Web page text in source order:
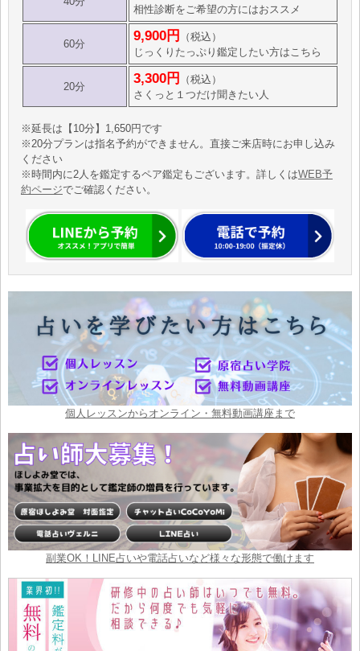
相性診断をご希望の方にはおススメ
60分
9,900円
（税込）
じっくりたっぷり鑑定したい方はこちら
20分
3,300円
（税込）
さくっと１つだけ聞きたい人
※延長は【10分】1,650円です
※20分プランは指名予約ができません。直接ご来店時にお申し込み
ください
※時間内に2人を鑑定するペア鑑定もございます。詳しくはWEB予
約ページでご確認ください。
個人レッスンからオンライン・無料動画講座まで
副業OK！LINE占いや電話占いなど様々な形態で働けます